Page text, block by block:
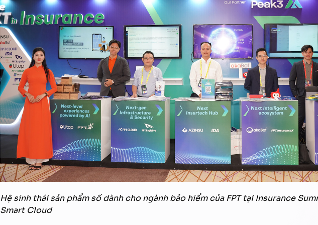
Hệ sinh thái sản phẩm số dành cho ngành bảo hiểm của FPT tại Insurance
Smart Cloud